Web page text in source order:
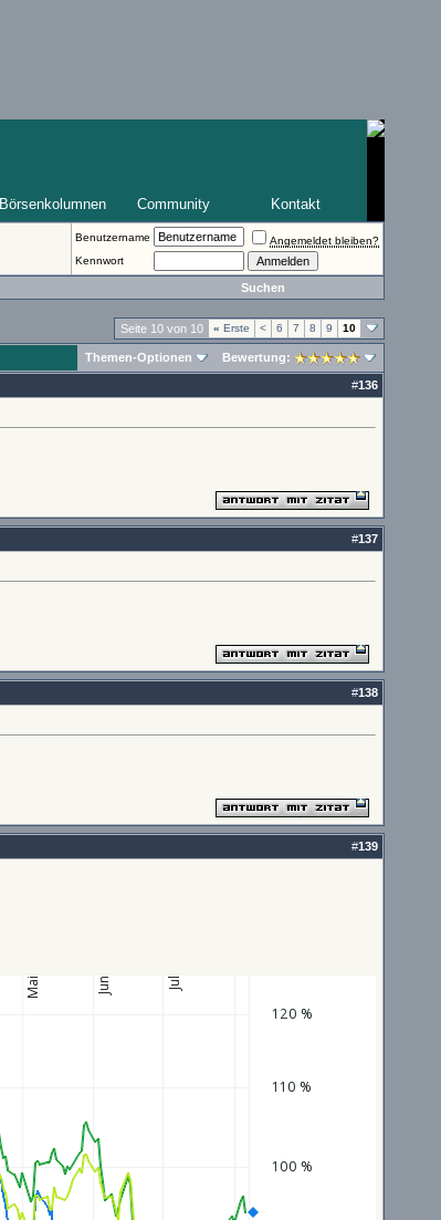
Börsenkolumnen Community Kontakt
Benutzername
Angemeldet bleiben?
Kennwort
Suchen
Seite 10 von 10 « Erste < 6 7 8 9 10
Themen-Optionen Bewertung:
#136
#137
#138
#139